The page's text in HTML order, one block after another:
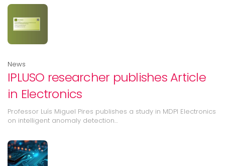
News
IPLUSO researcher publishes Article
in Electronics
Professor Luís Miguel Pires publishes a study in MDPI Electronics
on intelligent anomaly detection…